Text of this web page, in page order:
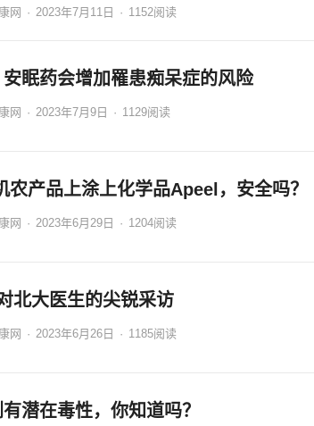
网 · 2023年7月11日 · 1152阅读
眠药会增加罹患痴呆症的风险
网 · 2023年7月9日 · 1129阅读
农产品上涂上化学品Apeel，安全吗？
网 · 2023年6月29日 · 1204阅读
北大医生的尖锐采访
网 · 2023年6月26日 · 1185阅读
潜在毒性，你知道吗？